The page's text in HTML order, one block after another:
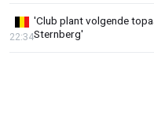
'Club plant volgende
Sternberg'
22:34